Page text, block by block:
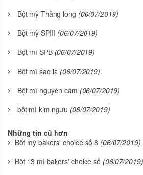
Bột mỳ Thăng long (06/07/2019)
Bột mỳ SPIII (06/07/2019)
Bột mì SPB (06/07/2019)
Bột mì sao la (06/07/2019)
Bột mì nguyên cám (06/07/2019)
bột mì kim ngưu (06/07/2019)
Những tin cũ hơn
Bột mỳ bakers' choice số 8 (06/07/2019)
Bột 13 mì bakers' choice số (06/07/2019)